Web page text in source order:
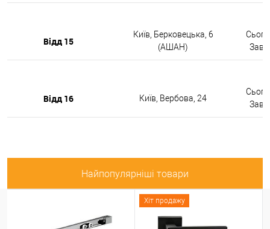
Відд 15
Київ, Берковецька, 6
(АШАН)
Відд 16 Київ, Вербова, 24
Найпопулярніші товари
Хіт продажу